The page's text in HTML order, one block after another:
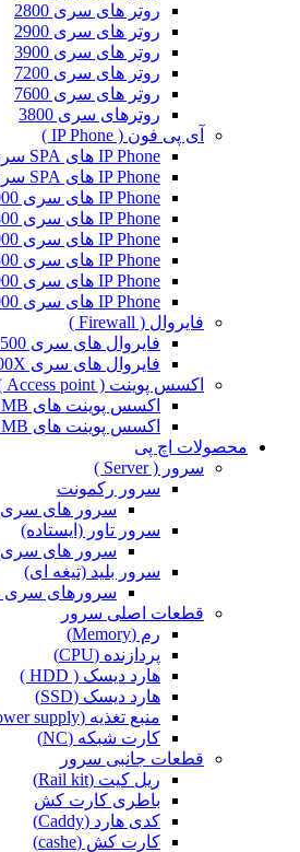
روتر های سری 2800
روتر های سری 2900
روتر های سری 3900
روتر های سری 7200
روتر های سری 7600
روترهای سری 3800
آی پی فون ( IP Phone )
IP Phone های SPA سری 300
IP Phone های SPA سری 500
IP Phone های سری 6900
IP Phone های سری 7800
IP Phone های سری 7900
IP Phone های سری 8800
IP Phone های سری 8900
IP Phone های سری 9900
فایروال ( Firewall )
فایروال های سری 5500
فایروال های سری 5500X
اکسس پوینت ( Access point )
اکسس پوینت های SMB سری 300
اکسس پوینت های SMB سری 500
محصولات اچ پی
سرور ( Server )
سرور رکمونت
سرور های سری DL
سرور تاور (ایستاده)
سرور های سری ML
سرور بلید (تیغه ای)
سرورهای سری BL
قطعات اصلی سرور
رم (Memory)
پردازنده (CPU)
هارد دیسک ( HDD )
هارد دیسک (SSD)
منبع تغذیه (Power supply)
کارت شبکه (NC)
قطعات جانبی سرور
ریل کیت (Rail kit)
باطری کارت کش
کدی هارد (Caddy)
کارت کش (cashe)